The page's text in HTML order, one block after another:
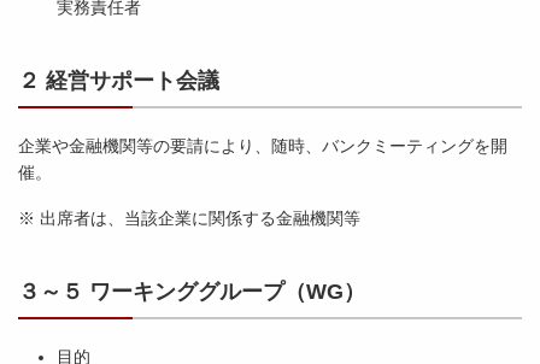
実務責任者
２ 経営サポート会議
企業や金融機関等の要請により、随時、バンクミーティングを開
催。
※ 出席者は、当該企業に関係する金融機関等
３～５ ワーキンググループ（WG）
目的